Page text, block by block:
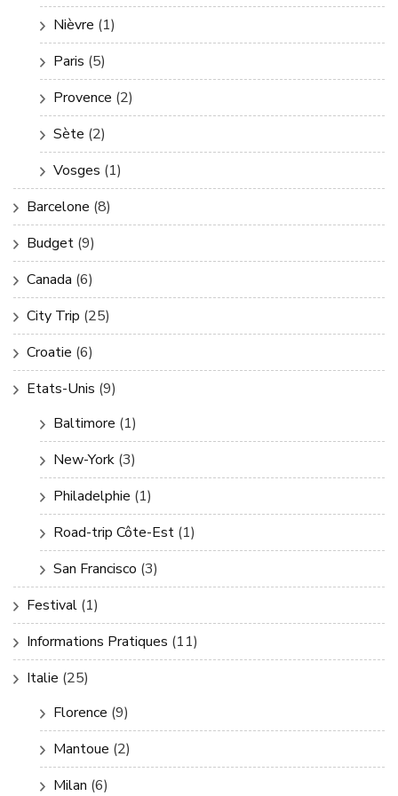
Nièvre (1)
Paris (5)
Provence (2)
Sète (2)
Vosges (1)
Barcelone (8)
Budget (9)
Canada (6)
City Trip (25)
Croatie (6)
Etats-Unis (9)
Baltimore (1)
New-York (3)
Philadelphie (1)
Road-trip Côte-Est (1)
San Francisco (3)
Festival (1)
Informations Pratiques (11)
Italie (25)
Florence (9)
Mantoue (2)
Milan (6)